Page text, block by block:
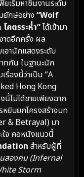
เริ่มหาชิ้นงานระดับ
ยักษ์อย่าง “Wolf
คตรระห่ำ”ได้เข้ามา
าดอีกครั้ง ผล
อานักแสดงระดับ
ทกัน ในฐานะนัก
รื่องนี้ว่าเป็น “A
Hong Kong
ไม่ได้ขายเพียงฉาก
ยิบยกโครงสร้างบท
& Betrayal) มา
ใจ คอหนังแนวนี้
สำหรับผู้ที่
สองคม (Infernal
Storm